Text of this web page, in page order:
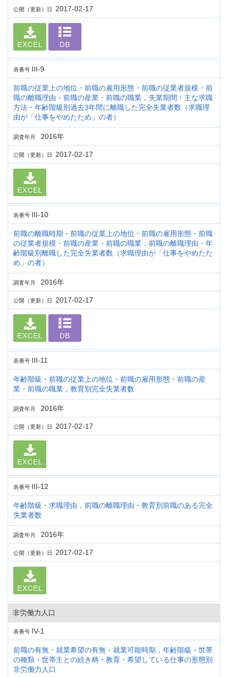
公開（更新）日 2017-02-17
EXCEL DB
表番号 III-9
前職の従業上の地位・前職の雇用形態・前職の従業者規模・前
職の離職理由・前職の産業・前職の職業，失業期間・主な求職
方法・年齢階級別過去3年間に離職した完全失業者数（求職理
由が「仕事をやめたため」の者）
調査年月 2016年
公開（更新）日 2017-02-17
EXCEL
表番号 III-10
前職の離職時期・前職の従業上の地位・前職の雇用形態・前職
の従業者規模・前職の産業・前職の職業，前職の離職理由・年
齢階級別離職した完全失業者数（求職理由が「仕事をやめたた
め」の者）
調査年月 2016年
公開（更新）日 2017-02-17
EXCEL DB
表番号 III-11
年齢階級・前職の従業上の地位・前職の雇用形態・前職の産
業・前職の職業，教育別完全失業者数
調査年月 2016年
公開（更新）日 2017-02-17
EXCEL
表番号 III-12
年齢階級・求職理由，前職の離職理由・教育別前職のある完全
失業者数
調査年月 2016年
公開（更新）日 2017-02-17
EXCEL
非労働力人口
表番号 IV-1
前職の有無・就業希望の有無・就業可能時期，年齢階級・世帯
の種類・世帯主との続き柄・教育・希望している仕事の形態別
非労働力人口